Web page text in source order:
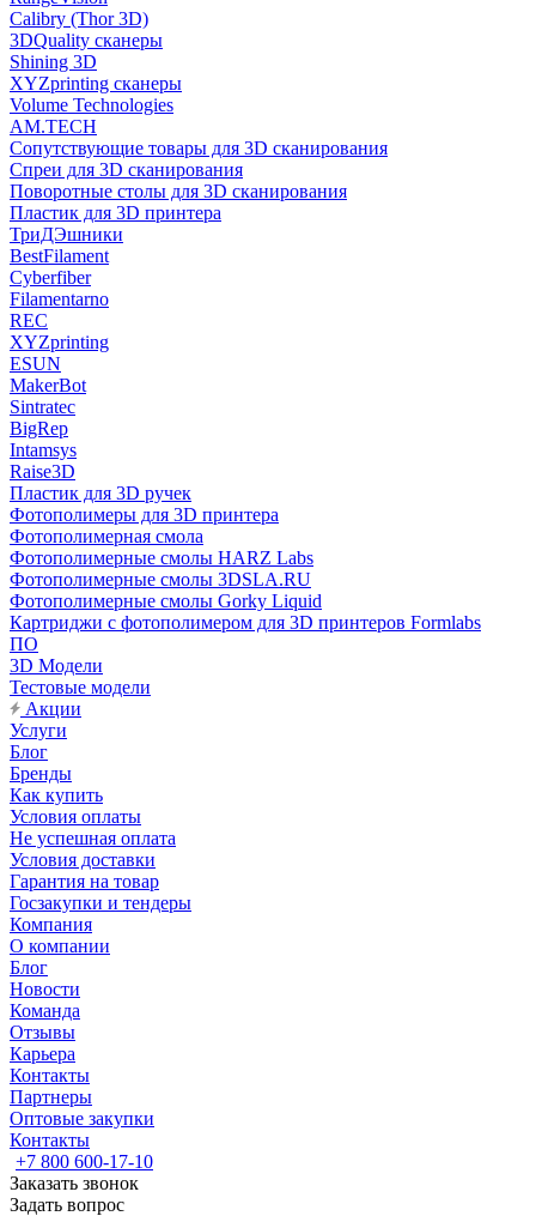
Calibry (Thor 3D)
3DQuality сканеры
Shining 3D
XYZprinting сканеры
Volume Technologies
AM.TECH
Сопутствующие товары для 3D сканирования
Спреи для 3D сканирования
Поворотные столы для 3D сканирования
Пластик для 3D принтера
ТриДЭшники
BestFilament
Cyberfiber
Filamentarno
REC
XYZprinting
ESUN
MakerBot
Sintratec
BigRep
Intamsys
Raise3D
Пластик для 3D ручек
Фотополимеры для 3D принтера
Фотополимерная смола
Фотополимерные смолы HARZ Labs
Фотополимерные смолы 3DSLA.RU
Фотополимерные смолы Gorky Liquid
Картриджи с фотополимером для 3D принтеров Formlabs
ПО
3D Модели
Тестовые модели
Акции
Услуги
Блог
Бренды
Как купить
Условия оплаты
Не успешная оплата
Условия доставки
Гарантия на товар
Госзакупки и тендеры
Компания
О компании
Блог
Новости
Команда
Отзывы
Карьера
Контакты
Партнеры
Оптовые закупки
Контакты
+7 800 600-17-10
Заказать звонок
Задать вопрос